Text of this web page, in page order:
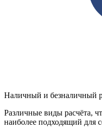
Наличный и безналичный
Различные виды расчёта,
наиболее подходящий для